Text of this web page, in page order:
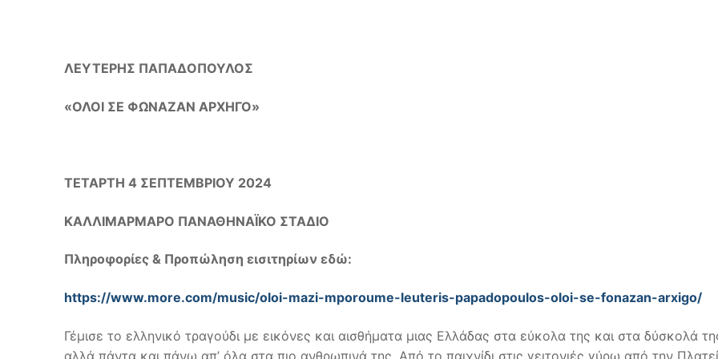
ΛΕΥΤΕΡΗΣ ΠΑΠΑΔΟΠΟΥΛΟΣ
«ΟΛΟΙ ΣΕ ΦΩΝΑΖΑΝ ΑΡΧΗΓΟ»
ΤΕΤΑΡΤΗ 4 ΣΕΠΤΕΜΒΡΙΟΥ 2024
ΚΑΛΛΙΜΑΡΜΑΡΟ ΠΑΝΑΘΗΝΑΪΚΟ ΣΤΑΔΙΟ
Πληροφορίες & Προπώληση εισιτηρίων εδώ:
https://www.more.com/music/oloi-mazi-mporoume-leuteris-papadopoulos-oloi-se-fonazan-arxigo/
Γέμισε το ελληνικό τραγούδι με εικόνες και αισθήματα μιας Ελλάδας στα εύκολα της και στα δύσκολά
αλλά πάντα και πάνω απ’ όλα στα πιο ανθρωπινά της. Από το παιχνίδι στις γειτονιές γύρω από την